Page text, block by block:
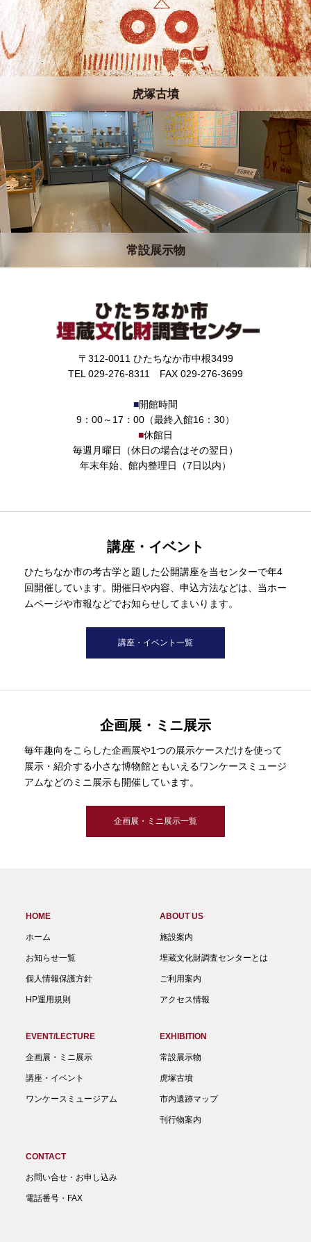
虎塚古墳
常設展示物
〒312-0011 ひたちなか市中根3499
TEL 029-276-8311 FAX 029-276-3699
■開館時間
9：00～17：00（最終入館16：30）
■休館日
毎週月曜日（休日の場合はその翌日）
年末年始、館内整理日（7日以内）
講座・イベント
ひたちなか市の考古学と題した公開講座を当センターで年4
回開催しています。開催日や内容、申込方法などは、当ホー
ムページや市報などでお知らせしてまいります。
講座・イベント一覧
企画展・ミニ展示
毎年趣向をこらした企画展や1つの展示ケースだけを使って
展示・紹介する小さな博物館ともいえるワンケースミュージ
アムなどのミニ展示も開催しています。
企画展・ミニ展示一覧
HOME
ホーム
お知らせ一覧
個人情報保護方針
HP運用規則
ABOUT US
施設案内
埋蔵文化財調査センターとは
ご利用案内
アクセス情報
EVENT/LECTURE
企画展・ミニ展示
講座・イベント
ワンケースミュージアム
EXHIBITION
常設展示物
虎塚古墳
市内遺跡マップ
刊行物案内
CONTACT
お問い合せ・お申し込み
電話番号・FAX